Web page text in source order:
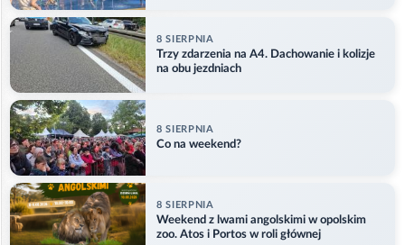
8 SIERPNIA
Trzy zdarzenia na A4. Dachowanie i kolizje
na obu jezdniach
8 SIERPNIA
Co na weekend?
8 SIERPNIA
Weekend z lwami angolskimi w opolskim
zoo. Atos i Portos w roli głównej